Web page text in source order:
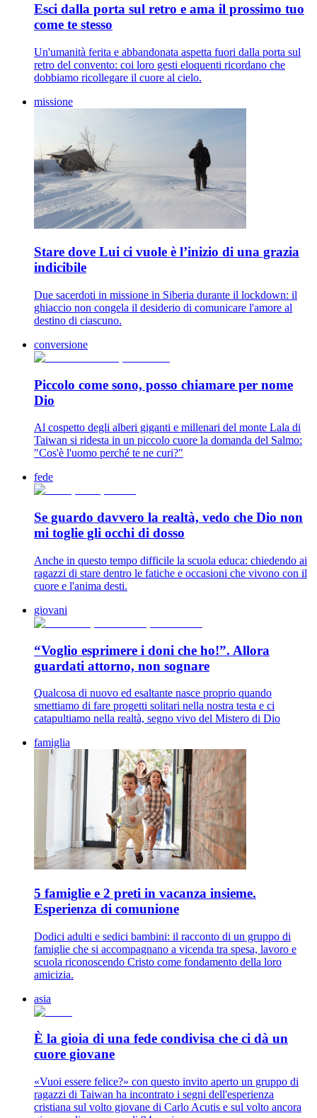
Esci dalla porta sul retro e ama il prossimo tuo
come te stesso
Un'umanità ferita e abbandonata aspetta fuori dalla porta sul
retro del convento: coi loro gesti eloquenti ricordano che
dobbiamo ricollegare il cuore al cielo.
missione
Stare dove Lui ci vuole è l’inizio di una grazia
indicibile
Due sacerdoti in missione in Siberia durante il lockdown: il
ghiaccio non congela il desiderio di comunicare l'amore al
destino di ciascuno.
conversione
Piccolo come sono, posso chiamare per nome
Dio
Al cospetto degli alberi giganti e millenari del monte Lala di
Taiwan si ridesta in un piccolo cuore la domanda del Salmo:
"Cos'è l'uomo perché te ne curi?"
fede
Se guardo davvero la realtà, vedo che Dio non
mi toglie gli occhi di dosso
Anche in questo tempo difficile la scuola educa: chiedendo ai
ragazzi di stare dentro le fatiche e occasioni che vivono con il
cuore e l'anima desti.
giovani
“Voglio esprimere i doni che ho!”. Allora
guardati attorno, non sognare
Qualcosa di nuovo ed esaltante nasce proprio quando
smettiamo di fare progetti solitari nella nostra testa e ci
catapultiamo nella realtà, segno vivo del Mistero di Dio
famiglia
5 famiglie e 2 preti in vacanza insieme.
Esperienza di comunione
Dodici adulti e sedici bambini: il racconto di un gruppo di
famiglie che si accompagnano a vicenda tra spesa, lavoro e
scuola riconoscendo Cristo come fondamento della loro
amicizia.
asia
È la gioia di una fede condivisa che ci dà un
cuore giovane
«Vuoi essere felice?» con questo invito aperto un gruppo di
ragazzi di Taiwan ha incontrato i segni dell'esperienza
cristiana sul volto giovane di Carlo Acutis e sul volto ancora